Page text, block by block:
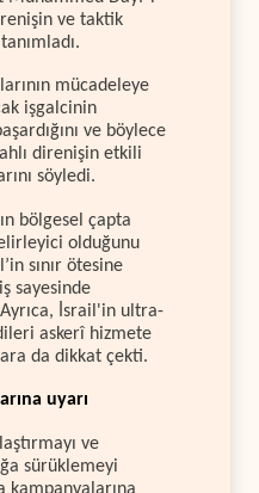
ve taktik
mücadeleye
işgalcinin
ve böylece
direnişin etkili
söyledi.
bölgesel çapta
olduğunu
sınır ötesine
sayesinde
İsrail'in ultra-
askerî hizmete
da dikkat çekti.
uyarı
ve
sürüklemeyi
kampanyalarına